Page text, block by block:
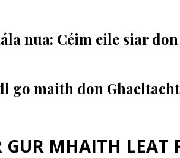
nua: Céim eile siar
go maith don
GUR MHAITH LEAT